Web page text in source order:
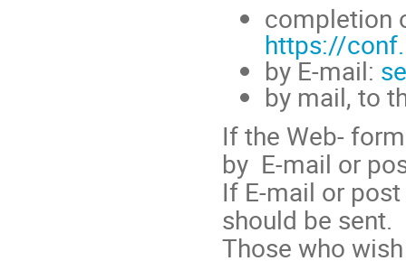
completion
https://
by E-mail:
by mail, to
If the Web-
by E-mail or
If E-mail or
should be sent.
Those who